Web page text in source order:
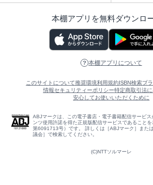
本棚アプリを無料ダウンロ
本棚アプリについて
このサイトについて推奨環境利用規約ISBN検索プ
情報セキュリティーポリシー特定商取引法
安心してお使いいただくために
ABJマークは、この電子書店・電子書籍配信サービ
ンツ使用許諾を得た正規版配信サービスであること
第6091713号）です。 詳しくは［ABJマーク］また
議会］で検索してください。
(C)NTTソルマーレ